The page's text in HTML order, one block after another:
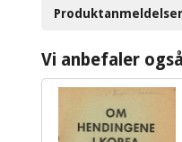
Vi anbefaler også